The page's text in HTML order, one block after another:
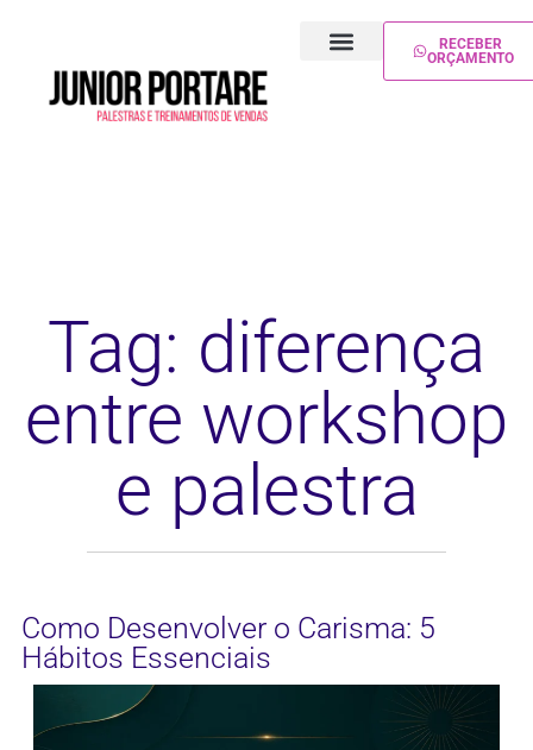
RECEBER
ORÇAMENTO
Tag: diferença
entre workshop
e palestra
Como Desenvolver o Carisma: 5
Hábitos Essenciais